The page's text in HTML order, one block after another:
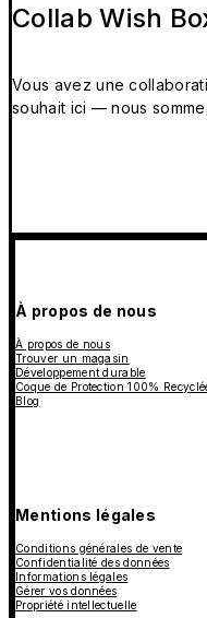
Collab Wish
Vous avez une
souhait ici — nous
À propos de nous
À propos de nous
Trouver un magasin
Développement durable
Coque de Protection 100%
Blog
Mentions légales
Conditions générales de vente
Confidentialité des données
Informations légales
Gérer vos données
Propriété intellectuelle